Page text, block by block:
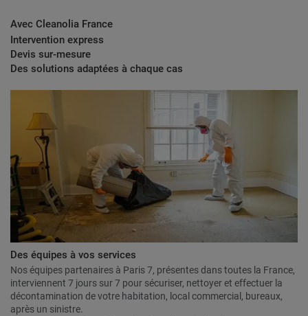
Avec Cleanolia France
Intervention express
Devis sur-mesure
Des solutions adaptées à chaque cas
Des équipes à vos services
Nos équipes partenaires à Paris 7, présentes dans toutes la France,
interviennent 7 jours sur 7 pour sécuriser, nettoyer et effectuer la
décontamination de votre habitation, local commercial, bureaux,
après un sinistre.